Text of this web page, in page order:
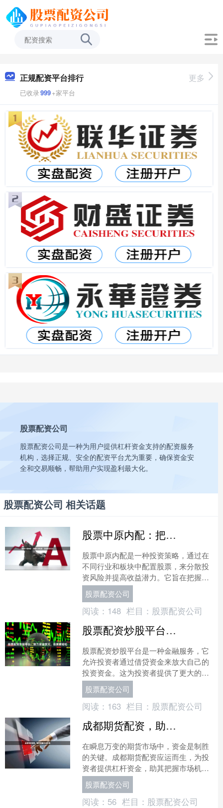
正规配资平台排行
已收录999+家平台
更多
股票配资公司
股票配资公司是一种为用户提供杠杆资金支持的配资服务
机构，选择正规、安全的配资平台尤为重要，确保资金安
全和交易顺畅，帮助用户实现盈利最大化。
股票配资公司 相关话题
股票中原内配：把握市场机遇，优化投资组合
股票中原内配是一种投资策略，通过在
不同行业和板块中配置股票，来分散投
资风险并提高收益潜力。它旨在把握市
场机遇，优化投资组合，实现长期投资
目标。 **把握市场机遇....
股票配资公司
阅读： 148 栏目： 股票配资公司
股票配资炒股平台：助力资金放大，投资更轻松
股票配资炒股平台是一种金融服务，它
允许投资者通过借贷资金来放大自己的
投资资金。这为投资者提供了更大的杠
杆作用，从而可以获得更高的潜在回
报。 **如何使用股票配资....
股票配资公司
阅读： 163 栏目： 股票配资公司
成都期货配资，助您把握市场机遇
在瞬息万变的期货市场中，资金是制胜
的关键。成都期货配资应运而生，为投
资者提供杠杆资金，助其把握市场机
遇，放大收益。 **杠杆效应，放大收益
** 期货配资通过杠杆....
股票配资公司
阅读： 56 栏目： 股票配资公司